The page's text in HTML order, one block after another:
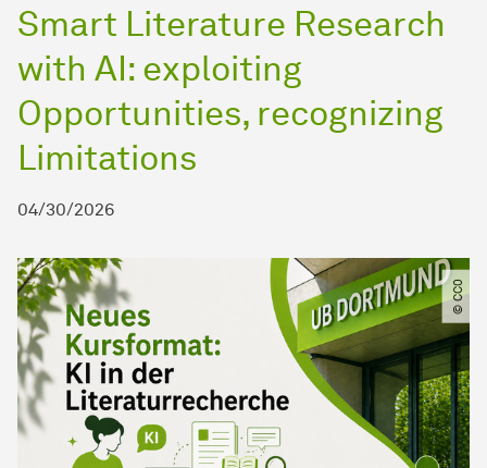
Smart Literature Research
with AI: exploiting
Opportunities, recognizing
Limitations
04/30/2026
© CC0